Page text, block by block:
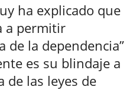
ha explicado que
a permitir
de la dependencia”
es su blindaje a
de las leyes de